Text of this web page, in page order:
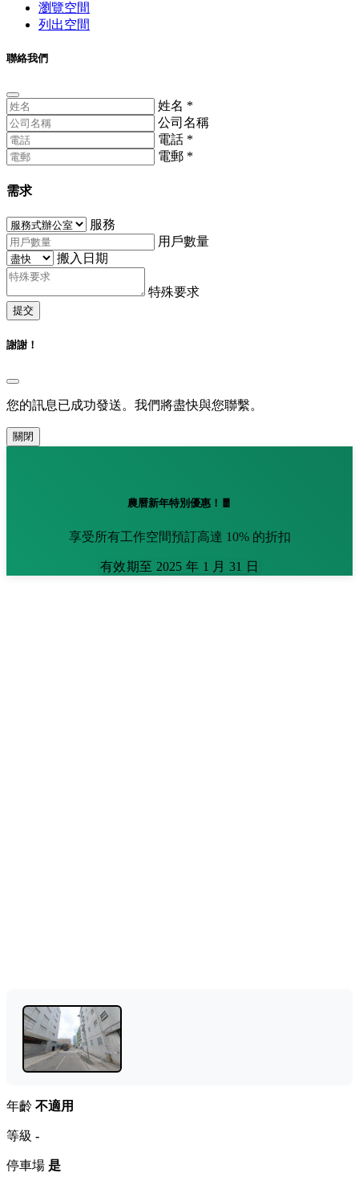
瀏覽空間
列出空間
聯絡我們
姓名 *
公司名稱
電話 *
電郵 *
需求
服務
用戶數量
搬入日期
特殊要求
提交
謝謝！
您的訊息已成功發送。我們將盡快與您聯繫。
關閉
農曆新年特別優惠！🧧
享受所有工作空間預訂高達 10% 的折扣
有效期至 2025 年 1 月 31 日
年齡 不適用
等級 -
停車場 是